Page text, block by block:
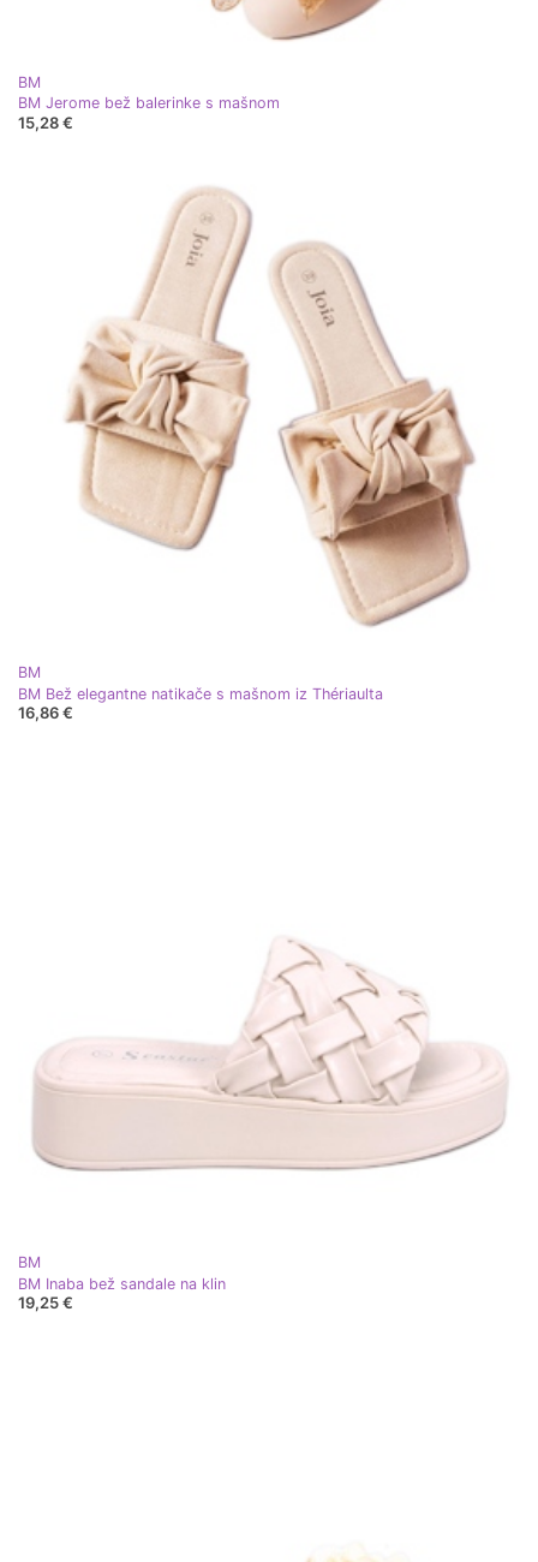
BM
BM Jerome bež balerinke s mašnom
15,28 €
BM
BM Bež elegantne natikače s mašnom iz Thériaulta
16,86 €
BM
BM Inaba bež sandale na klin
19,25 €